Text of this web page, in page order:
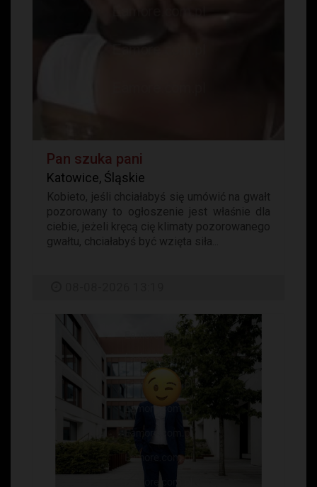
Pan szuka pani
Katowice, Śląskie
Kobieto, jeśli chciałabyś się umówić na gwałt
pozorowany to ogłoszenie jest właśnie dla
ciebie, jeżeli kręcą cię klimaty pozorowanego
gwałtu, chciałabyś być wzięta siła...